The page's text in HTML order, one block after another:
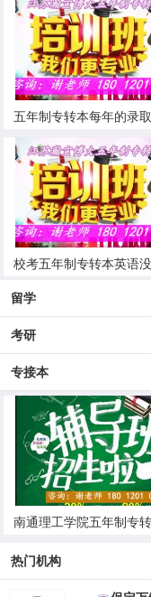
五年制专转本每年的录
线变化大吗25年分数线
吗
校考五年制专转本英语
留学
考研
专接本
南通理工学院五年制专
提分
热门机构